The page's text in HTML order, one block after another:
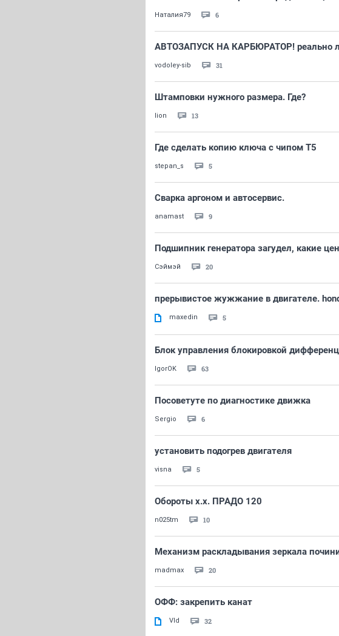
Наталия79 6
АВТОЗАПУСК НА КАРБЮРАТОР! реально
vodoley-sib 31
Штамповки нужного размера. Где?
lion 13
Где сделать копию ключа с чипом Т5
stepan_s 5
Сварка аргоном и автосервис.
anamast 9
Подшипник генератора загудел, какие
Сэймэй 20
прерывистое жужжание в двигателе.
maxedin 5
Блок управления блокировкой
IgorOK 63
Посоветуте по диагностике движка
Sergio 6
установить подогрев двигателя
visna 5
Обороты х.х. ПРАДО 120
n025tm 10
Механизм раскладывания зеркала
madmax 20
ОФФ: закрепить канат
Vld 32